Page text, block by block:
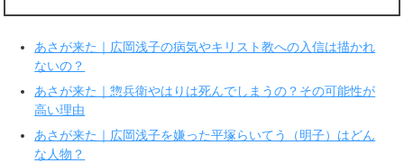
有
新
し
い
ウ
ィ
ン
ド
ウ
開
き
ま
ク
ッ
ク
く
だ
(
新
あさが来た｜広岡浅子の病気やキリスト教への入信は描かれ
ないの？
あさが来た｜惣兵衛やはりは死んでしまうの？その可能性が
高い理由
あさが来た｜広岡浅子を嫌った平塚らいてう（明子）はどん
な人物？